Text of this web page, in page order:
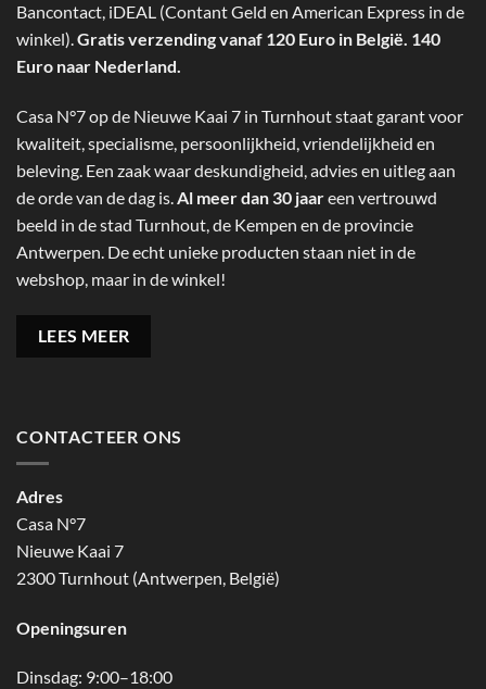
Bancontact, iDEAL (Contant Geld en American Express in de
winkel).Gratis verzending vanaf 120 Euro in België. 140
Euro naar Nederland.
Casa N°7 op de Nieuwe Kaai 7 in Turnhout staat garant voor
kwaliteit, specialisme, persoonlijkheid, vriendelijkheid en
beleving. Een zaak waar deskundigheid, advies en uitleg aan
de orde van de dag is.Al meer dan 30 jaareen vertrouwd
beeld in de stad Turnhout, de Kempen en de provincie
Antwerpen. De echt unieke producten staan niet in de
webshop, maar in de winkel!
LEES MEER
CONTACTEER ONS
Adres
Casa N°7
Nieuwe Kaai 7
2300 Turnhout (Antwerpen, België)
Openingsuren
Dinsdag: 9:00–18:00